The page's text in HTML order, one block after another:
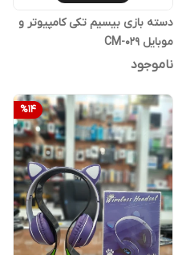
دسته بازی بیسیم تکی کامپیوتر و
موبایل CM-029
ناموجود
%14